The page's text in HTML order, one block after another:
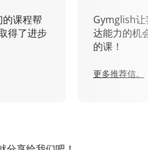
的课程帮
得了进步
Gymglish让
达能力的机
的课！
更多推荐信。